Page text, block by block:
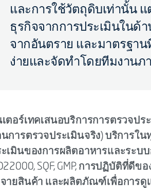
และการใช้วัตถุดิบเท่านั้น
ธุรกิจจากการประเมินในด้
จากอันตราย และมาตรฐา
ง่ายและจัดทำโดยทีมงานภ
ตอร์เทคเสนอบริการการตรวจป
การตรวจประเมินจริง) บริการใ
เมินของการผลิตอาหารและระบ
SQF, GMP, การปฏิบัติที่ดีข
ายสินค้า และผลิตภัณฑ์เพื่อการดูแ